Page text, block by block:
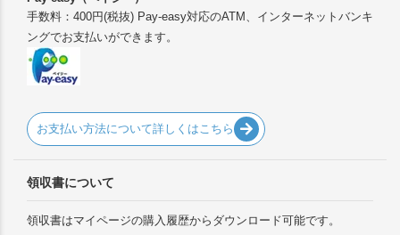
手数料：400円(税抜) Pay-easy対応のATM、インターネットバンキ
ングでお支払いができます。
お支払い方法について詳しくはこちら
領収書について
領収書はマイページの購入履歴からダウンロード可能です。